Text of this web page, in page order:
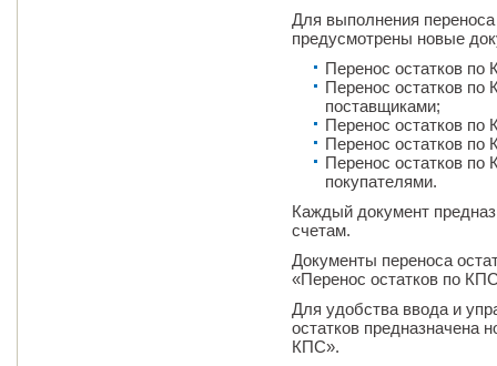
Для выполнения
предусмотрены новые
Перенос остатков по
Перенос остатков по
поставщиками;
Перенос остатков по
Перенос остатков
Перенос остатков по
покупателями.
Каждый документ
счетам.
Документы переноса
«Перенос остатков по
Для удобства ввода и
остатков предназначена
КПС».